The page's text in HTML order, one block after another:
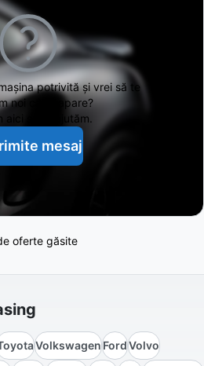
potrivită și vrei să te
noi când apare?
aici să te ajutăm.
mesaj
oferte găsite
VolkswagenFordVolvo